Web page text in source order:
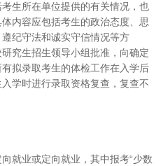
生所在单位提供的有关情况，也
内容应包括考生的政治态度、思
纪守法和诚实守信情况等方
究生招生领导小组批准，向确定
拟录取考生的体检工作在入学后
学时进行录取资格复查，复查不
就业或定向就业，其中报考“少数